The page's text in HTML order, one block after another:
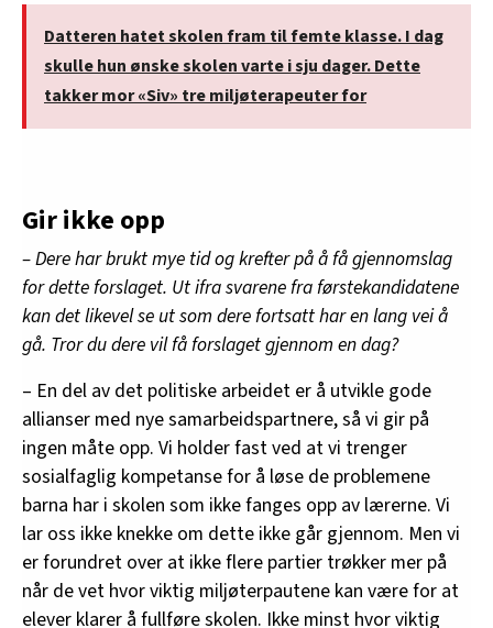
Datteren hatet skolen fram til femte klasse. I dag
skulle hun ønske skolen varte i sju dager. Dette
takker mor «Siv» tre miljøterapeuter for
Gir ikke opp
– Dere har brukt mye tid og krefter på å få gjennomslag
for dette forslaget. Ut ifra svarene fra førstekandidatene
kan det likevel se ut som dere fortsatt har en lang vei å
gå. Tror du dere vil få forslaget gjennom en dag?
– En del av det politiske arbeidet er å utvikle gode
allianser med nye samarbeidspartnere, så vi gir på
ingen måte opp. Vi holder fast ved at vi trenger
sosialfaglig kompetanse for å løse de problemene
barna har i skolen som ikke fanges opp av lærerne. Vi
lar oss ikke knekke om dette ikke går gjennom. Men vi
er forundret over at ikke flere partier trøkker mer på
når de vet hvor viktig miljøterpautene kan være for at
elever klarer å fullføre skolen. Ikke minst hvor viktig